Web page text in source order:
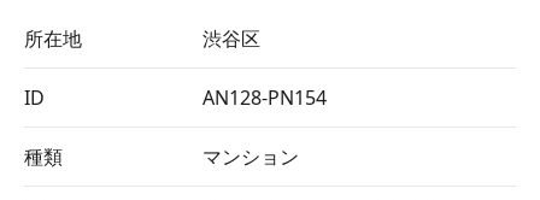
所在地 渋谷区
ID AN128-PN154
種類 マンション